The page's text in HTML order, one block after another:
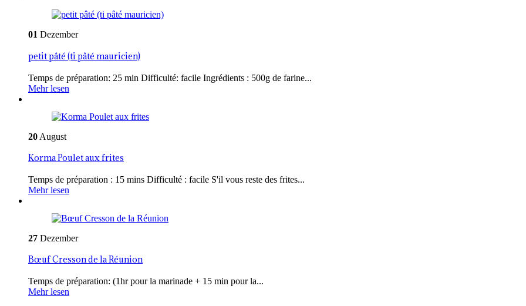
01 Dezember
petit pâté (ti pâté mauricien)
Temps de préparation: 25 min Difficulté: facile Ingrédients : 500g de farine...
Mehr lesen
20 August
Korma Poulet aux frites
Temps de préparation : 15 mins Difficulté : facile S'il vous reste des frites...
Mehr lesen
27 Dezember
Bœuf Cresson de la Réunion
Temps de préparation: (1hr pour la marinade + 15 min pour la...
Mehr lesen